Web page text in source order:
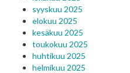
syyskuu 2025
elokuu 2025
kesäkuu 2025
toukokuu 2025
huhtikuu 2025
helmikuu 2025